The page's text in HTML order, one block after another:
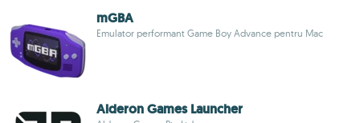
mGBA
Emulator performant Game Boy Advance pentru Mac
Alderon Games Launcher